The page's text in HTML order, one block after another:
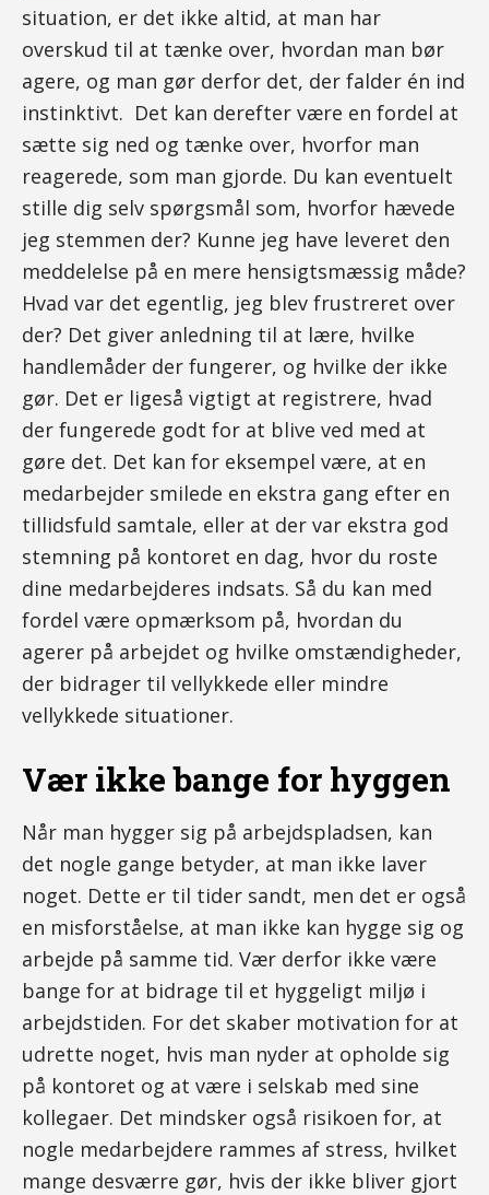
situation, er det ikke altid, at man har
overskud til at tænke over, hvordan man bør
agere, og man gør derfor det, der falder én ind
instinktivt. Det kan derefter være en fordel at
sætte sig ned og tænke over, hvorfor man
reagerede, som man gjorde. Du kan eventuelt
stille dig selv spørgsmål som, hvorfor hævede
jeg stemmen der? Kunne jeg have leveret den
meddelelse på en mere hensigtsmæssig måde?
Hvad var det egentlig, jeg blev frustreret over
der? Det giver anledning til at lære, hvilke
handlemåder der fungerer, og hvilke der ikke
gør. Det er ligeså vigtigt at registrere, hvad
der fungerede godt for at blive ved med at
gøre det. Det kan for eksempel være, at en
medarbejder smilede en ekstra gang efter en
tillidsfuld samtale, eller at der var ekstra god
stemning på kontoret en dag, hvor du roste
dine medarbejderes indsats. Så du kan med
fordel være opmærksom på, hvordan du
agerer på arbejdet og hvilke omstændigheder,
der bidrager til vellykkede eller mindre
vellykkede situationer.
Vær ikke bange for hyggen
Når man hygger sig på arbejdspladsen, kan
det nogle gange betyder, at man ikke laver
noget. Dette er til tider sandt, men det er også
en misforståelse, at man ikke kan hygge sig og
arbejde på samme tid. Vær derfor ikke være
bange for at bidrage til et hyggeligt miljø i
arbejdstiden. For det skaber motivation for at
udrette noget, hvis man nyder at opholde sig
på kontoret og at være i selskab med sine
kollegaer. Det mindsker også risikoen for, at
nogle medarbejdere rammes af stress, hvilket
mange desværre gør, hvis der ikke bliver gjort